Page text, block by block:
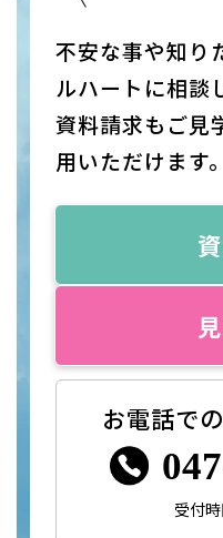
不安な事や知り
ルハートに相談
資料請求もご見
用いただけます。
お電話で
受付